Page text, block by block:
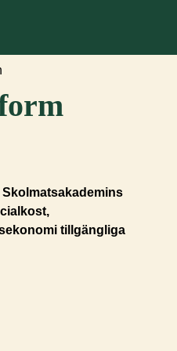
tillgängliga